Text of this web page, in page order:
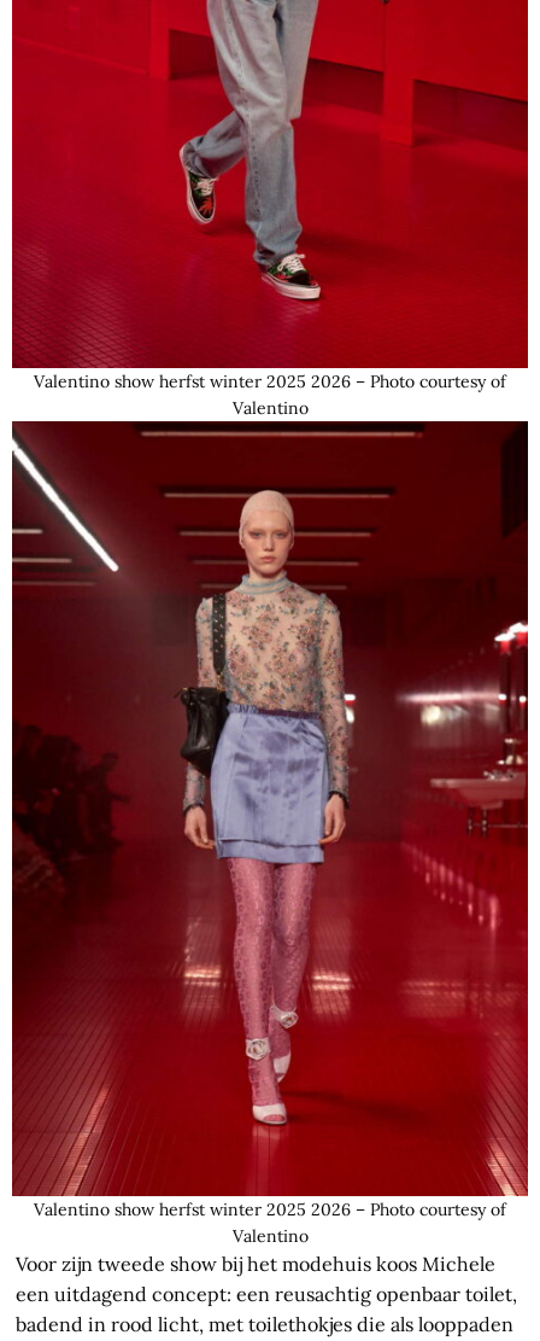
Valentino show herfst winter 2025 2026 – Photo courtesy of
Valentino
Valentino show herfst winter 2025 2026 – Photo courtesy of
Valentino
Voor zijn tweede show bij het modehuis koos Michele
een uitdagend concept: een reusachtig openbaar toilet,
badend in rood licht, met toilethokjes die als looppaden